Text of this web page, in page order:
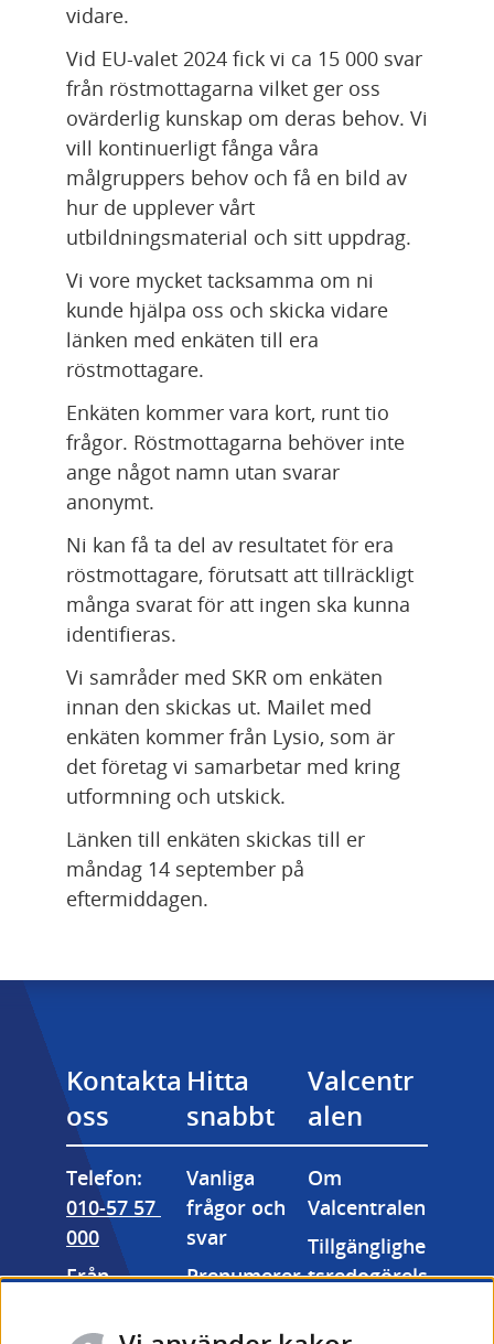
vidare.
Vid EU-valet 2024 fick vi ca 15 000 svar
från röstmottagarna vilket ger oss
ovärderlig kunskap om deras behov. Vi
vill kontinuerligt fånga våra
målgruppers behov och få en bild av
hur de upplever vårt
utbildningsmaterial och sitt uppdrag.
Vi vore mycket tacksamma om ni
kunde hjälpa oss och skicka vidare
länken med enkäten till era
röstmottagare.
Enkäten kommer vara kort, runt tio
frågor. Röstmottagarna behöver inte
ange något namn utan svarar
anonymt.
Ni kan få ta del av resultatet för era
röstmottagare, förutsatt att tillräckligt
många svarat för att ingen ska kunna
identifieras.
Vi samråder med SKR om enkäten
innan den skickas ut. Mailet med
enkäten kommer från Lysio, som är
det företag vi samarbetar med kring
utformning och utskick.
Länken till enkäten skickas till er
måndag 14 september på
eftermiddagen.
Kontakta
oss
Telefon:
010-57 57
000
Från
+46 (0) 10-57
Hitta
snabbt
Vanliga
frågor och
svar
Prenumerer
nyhetsbrev
Valcentr
alen
Om
Valcentralen
Tillgänglighe
tsredogörels